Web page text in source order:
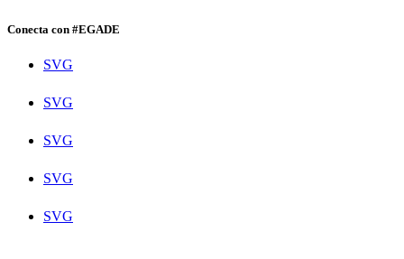
Conecta con #EGADE
SVG
SVG
SVG
SVG
SVG